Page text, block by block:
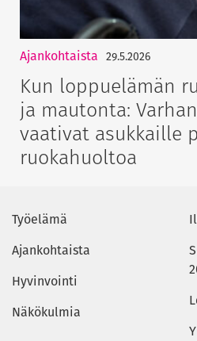
Ajankohtaista 29.5.2026
Kun loppuelämän
ja mautonta:
vaativat asukkaille
ruokahuoltoa
Työelämä
Ajankohtaista
Hyvinvointi
Näkökulmia